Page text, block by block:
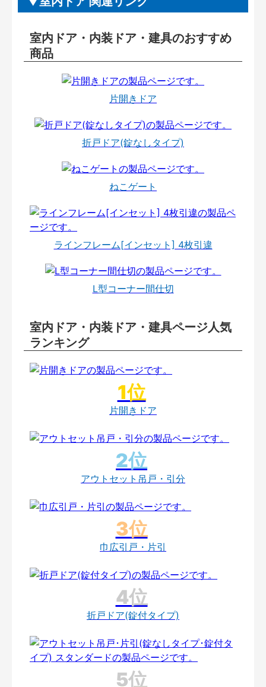
室内ドア・内装ドア・建具のおすすめ
商品
片開きドア
折戸ドア(錠なしタイプ)
ねこゲート
ラインフレーム[インセット] 4枚引違
L型コーナー間仕切
室内ドア・内装ドア・建具ページ人気
ランキング
片開きドア
アウトセット吊戸・引分
巾広引戸・片引
折戸ドア(錠付タイプ)